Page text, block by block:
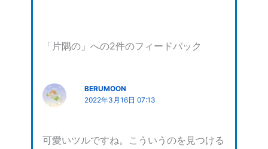
「片隅の」への2件のフィードバック
BERUMOON
2022年3月16日 07:13
可愛いツルですね。こういうのを見つける